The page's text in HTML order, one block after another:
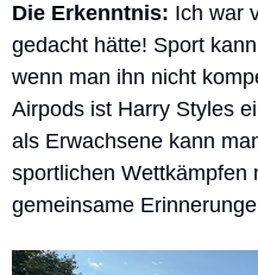
Die Erkenntnis: Ich war
gedacht hätte! Sport
wenn man ihn nicht
Airpods ist Harry Styles
als Erwachsene kann
sportlichen Wettkämpfen
gemeinsame